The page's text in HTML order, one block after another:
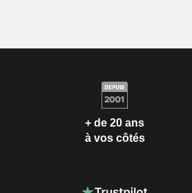
+ de 20 ans
à vos côtés